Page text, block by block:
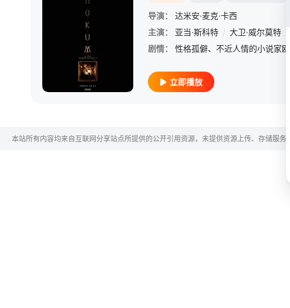
导演：
达米安·麦克·卡西
主演：
亚当·斯科特 / 大卫·威尔莫特
剧情：
立即播放
本站所有内容均来自互联网分享站点所提供的公开引用资源，未提供资源上传、存储服务。